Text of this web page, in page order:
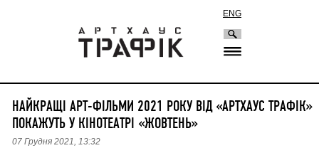
ENG
НАЙКРАЩІ АРТ-ФІЛЬМИ 2021 РОКУ ВІД «АРТХАУС ТРАФІК»
ПОКАЖУТЬ У КІНОТЕАТРІ «ЖОВТЕНЬ»
07 Грудня 2021, 13:32